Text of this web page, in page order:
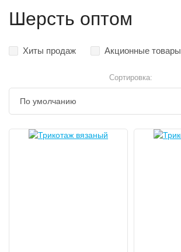
Шерсть оптом
Хиты продаж Акционные товары
Сортировка: